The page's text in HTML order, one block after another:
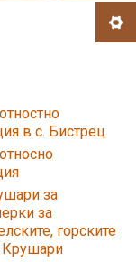
в с. Бистрец
за
за
горските
Крушари